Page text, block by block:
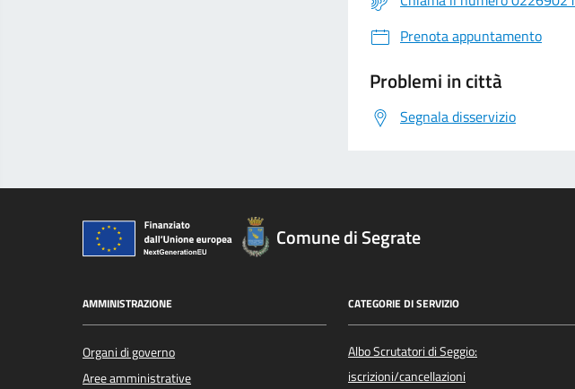
Prenota appuntamento
Problemi in città
Segnala disservizio
Comune di Segrate
AMMINISTRAZIONE
Organi di governo
Aree amministrative
CATEGORIE DI SERVIZIO
Albo Scrutatori di Seggio:
iscrizioni/cancellazioni